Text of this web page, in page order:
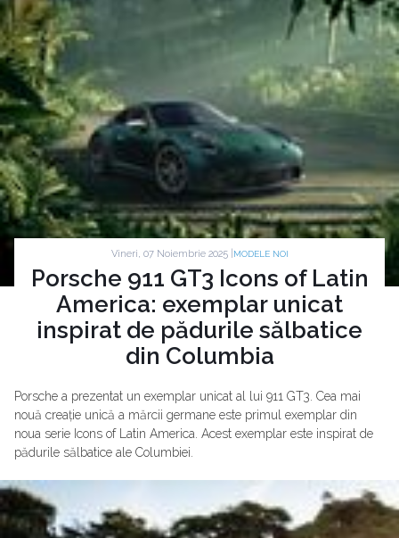
Vineri, 07 Noiembrie 2025 | MODELE NOI
Porsche 911 GT3 Icons of Latin
America: exemplar unicat
inspirat de pădurile sălbatice
din Columbia
Porsche a prezentat un exemplar unicat al lui 911 GT3. Cea mai
nouă creație unică a mărcii germane este primul exemplar din
noua serie Icons of Latin America. Acest exemplar este inspirat de
pădurile sălbatice ale Columbiei.